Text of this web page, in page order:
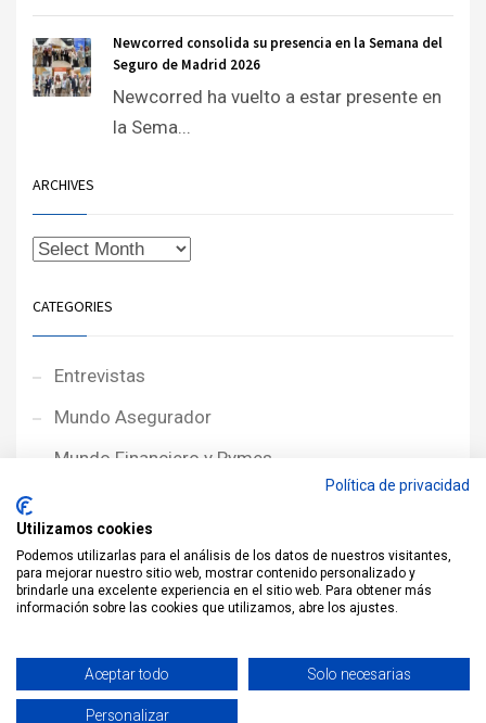
Newcorred consolida su presencia en la Semana del
Seguro de Madrid 2026
Newcorred ha vuelto a estar presente en
la Sema...
ARCHIVES
CATEGORIES
Entrevistas
Mundo Asegurador
Mundo Financiero y Pymes
Noticias NewcorRED
Protagonistas
Sin categoría
Política de privacidad
Utilizamos cookies
Podemos utilizarlas para el análisis de los datos de nuestros visitantes,
para mejorar nuestro sitio web, mostrar contenido personalizado y
brindarle una excelente experiencia en el sitio web. Para obtener más
información sobre las cookies que utilizamos, abre los ajustes.
Aceptar todo Solo necesarias
Personalizar